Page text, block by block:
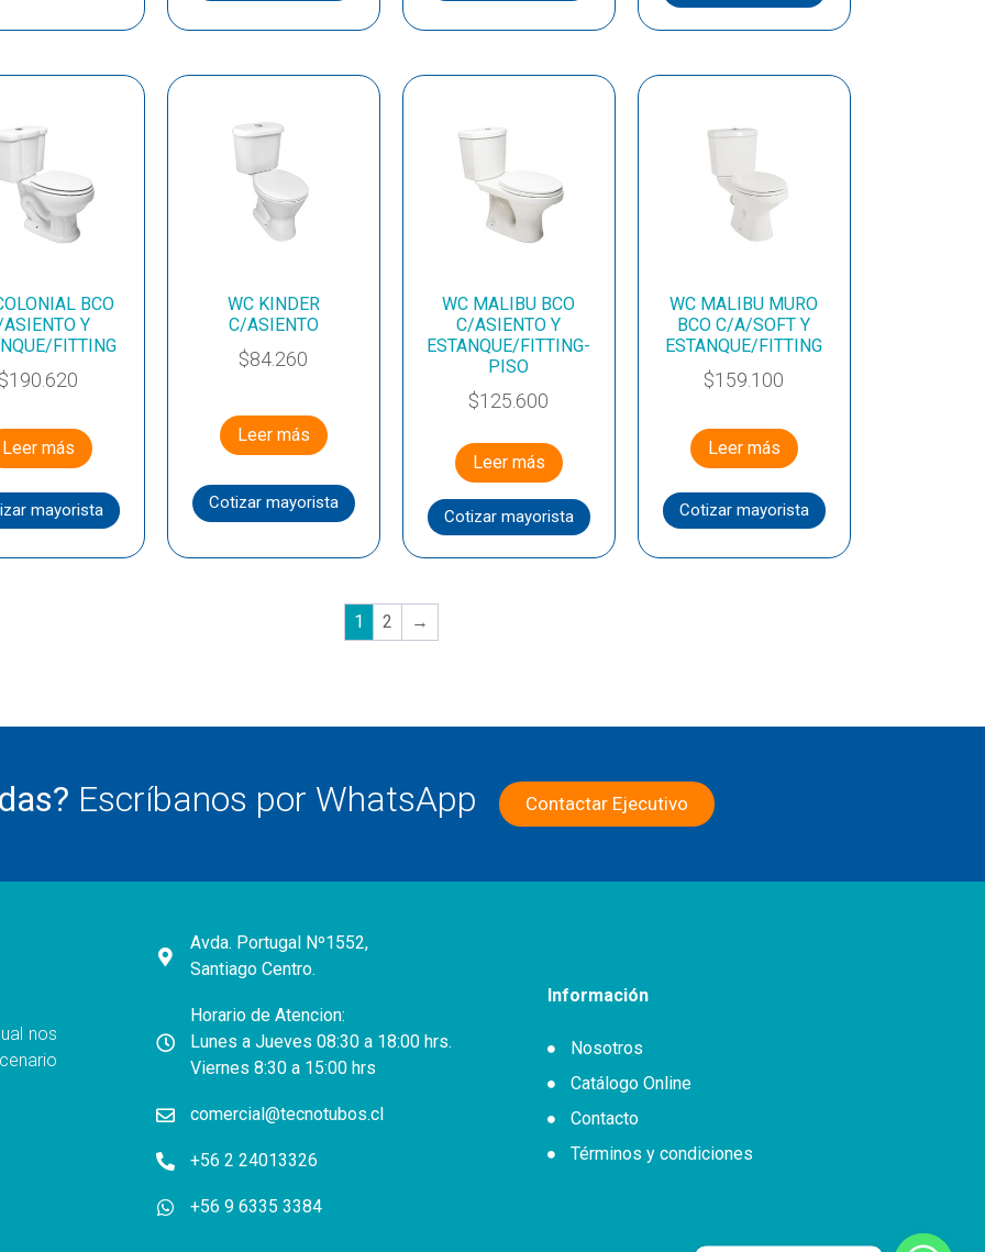
BCO
Y
FITTING
190.620
Leer más
mayorista
WC KINDER
C/ASIENTO
$84.260
Leer más
Cotizar mayorista
WC MALIBU BCO
C/ASIENTO Y
ESTANQUE/FITTING-
PISO
$125.600
Leer más
Cotizar mayorista
WC MALIBU MURO
BCO C/A/SOFT Y
ESTANQUE/FITTING
$159.100
Leer más
Cotizar mayorista
1 2 →
Escríbanos por WhatsApp Contactar Ejecutivo
nos
Avda. Portugal Nº1552,
Santiago Centro.
Horario de Atencion:
Lunes a Jueves 08:30 a 18:00 hrs.
Viernes 8:30 a 15:00 hrs
comercial@tecnotubos.cl
+56 2 24013326
+56 9 6335 3384
Información
Nosotros
Catálogo Online
Contacto
Términos y condiciones